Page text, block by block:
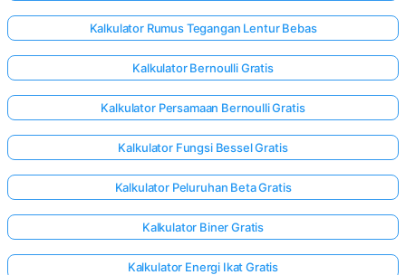
Kalkulator Rumus Tegangan Lentur Bebas
Kalkulator Bernoulli Gratis
Kalkulator Persamaan Bernoulli Gratis
Kalkulator Fungsi Bessel Gratis
Kalkulator Peluruhan Beta Gratis
Kalkulator Biner Gratis
Kalkulator Energi Ikat Gratis